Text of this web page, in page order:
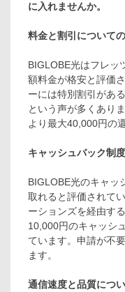
に入れませんか。
料金と割引について
BIGLOBE光はフレッ
額料金が格安と評価
ーには特別割引があ
という声が多くあり
より最大40,000円の
キャッシュバック制
BIGLOBE光のキャッ
取れると評価されて
ーションズを経由す
10,000円のキャッシ
ています。申請が不
ます。
通信速度と品質につ